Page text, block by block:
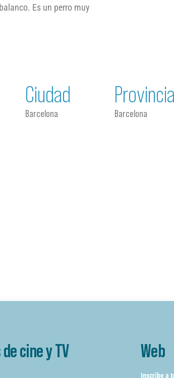
Es un perro muy
Ciudad
Barcelona
Provincia
Barcelona
cine y TV Web
Inscribe a